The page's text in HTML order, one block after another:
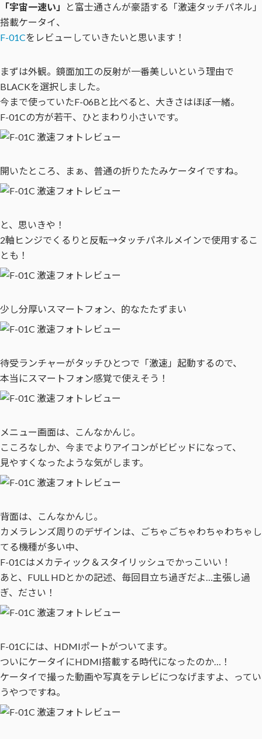
「宇宙一速い」
と富士通さんが豪語する「激速タッチパネル」
搭載ケータイ、
F-01Cをレビューしていきたいと思います！
まずは外観。鏡面加工の反射が一番美しいという理由で
BLACKを選択しました。
今まで使っていたF-06Bと比べると、大きさはほぼ一緒。
F-01Cの方が若干、ひとまわり小さいです。
開いたところ、まぁ、普通の折りたたみケータイですね。
と、思いきや！
2軸ヒンジでくるりと反転→タッチパネルメインで使用するこ
とも！
少し分厚いスマートフォン、的なたたずまい
待受ランチャーがタッチひとつで「激速」起動するので、
本当にスマートフォン感覚で使えそう！
メニュー画面は、こんなかんじ。
こころなしか、今までよりアイコンがビビッドになって、
見やすくなったような気がします。
背面は、こんなかんじ。
カメラレンズ周りのデザインは、ごちゃごちゃわちゃわちゃし
てる機種が多い中、
F-01Cはメカティック＆スタイリッシュでかっこいい！
あと、FULL HDとかの記述、毎回目立ち過ぎだよ…主張し過
ぎ、ださい！
F-01Cには、HDMIポートがついてます。
ついにケータイにHDMI搭載する時代になったのか…！
ケータイで撮った動画や写真をテレビにつなげますよ、ってい
うやつですね。